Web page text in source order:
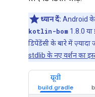
ध्यान दें: Android के
kotlin-bom 1.8.0
डिपेंडेंसी के बारे में ज़्यादा
stdlib के नए वर्शन का
ग्रूवी